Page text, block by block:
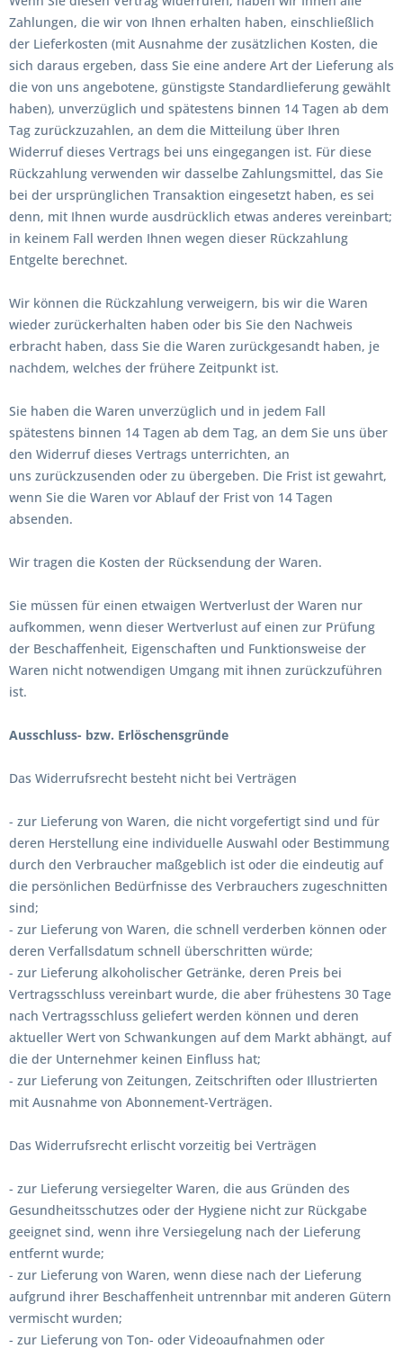
Zahlungen, die wir von Ihnen erhalten haben, einschließlich
der Lieferkosten (mit Ausnahme der zusätzlichen Kosten, die
sich daraus ergeben, dass Sie eine andere Art der Lieferung als
die von uns angebotene, günstigste Standardlieferung gewählt
haben), unverzüglich und spätestens binnen 14 Tagen ab dem
Tag zurückzuzahlen, an dem die Mitteilung über Ihren
Widerruf dieses Vertrags bei uns eingegangen ist. Für diese
Rückzahlung verwenden wir dasselbe Zahlungsmittel, das Sie
bei der ursprünglichen Transaktion eingesetzt haben, es sei
denn, mit Ihnen wurde ausdrücklich etwas anderes vereinbart;
in keinem Fall werden Ihnen wegen dieser Rückzahlung
Entgelte berechnet.
Wir können die Rückzahlung verweigern, bis wir die Waren
wieder zurückerhalten haben oder bis Sie den Nachweis
erbracht haben, dass Sie die Waren zurückgesandt haben, je
nachdem, welches der frühere Zeitpunkt ist.
Sie haben die Waren unverzüglich und in jedem Fall
spätestens binnen 14 Tagen ab dem Tag, an dem Sie uns über
den Widerruf dieses Vertrags unterrichten, an
uns zurückzusenden oder zu übergeben. Die Frist ist gewahrt,
wenn Sie die Waren vor Ablauf der Frist von 14 Tagen
absenden.
Wir tragen die Kosten der Rücksendung der Waren.
Sie müssen für einen etwaigen Wertverlust der Waren nur
aufkommen, wenn dieser Wertverlust auf einen zur Prüfung
der Beschaffenheit, Eigenschaften und Funktionsweise der
Waren nicht notwendigen Umgang mit ihnen zurückzuführen
ist.
Ausschluss- bzw. Erlöschensgründe
Das Widerrufsrecht besteht nicht bei Verträgen
- zur Lieferung von Waren, die nicht vorgefertigt sind und für
deren Herstellung eine individuelle Auswahl oder Bestimmung
durch den Verbraucher maßgeblich ist oder die eindeutig auf
die persönlichen Bedürfnisse des Verbrauchers zugeschnitten
sind;
- zur Lieferung von Waren, die schnell verderben können oder
deren Verfallsdatum schnell überschritten würde;
- zur Lieferung alkoholischer Getränke, deren Preis bei
Vertragsschluss vereinbart wurde, die aber frühestens 30 Tage
nach Vertragsschluss geliefert werden können und deren
aktueller Wert von Schwankungen auf dem Markt abhängt, auf
die der Unternehmer keinen Einfluss hat;
- zur Lieferung von Zeitungen, Zeitschriften oder Illustrierten
mit Ausnahme von Abonnement-Verträgen.
Das Widerrufsrecht erlischt vorzeitig bei Verträgen
- zur Lieferung versiegelter Waren, die aus Gründen des
Gesundheitsschutzes oder der Hygiene nicht zur Rückgabe
geeignet sind, wenn ihre Versiegelung nach der Lieferung
entfernt wurde;
- zur Lieferung von Waren, wenn diese nach der Lieferung
aufgrund ihrer Beschaffenheit untrennbar mit anderen Gütern
vermischt wurden;
- zur Lieferung von Ton- oder Videoaufnahmen oder